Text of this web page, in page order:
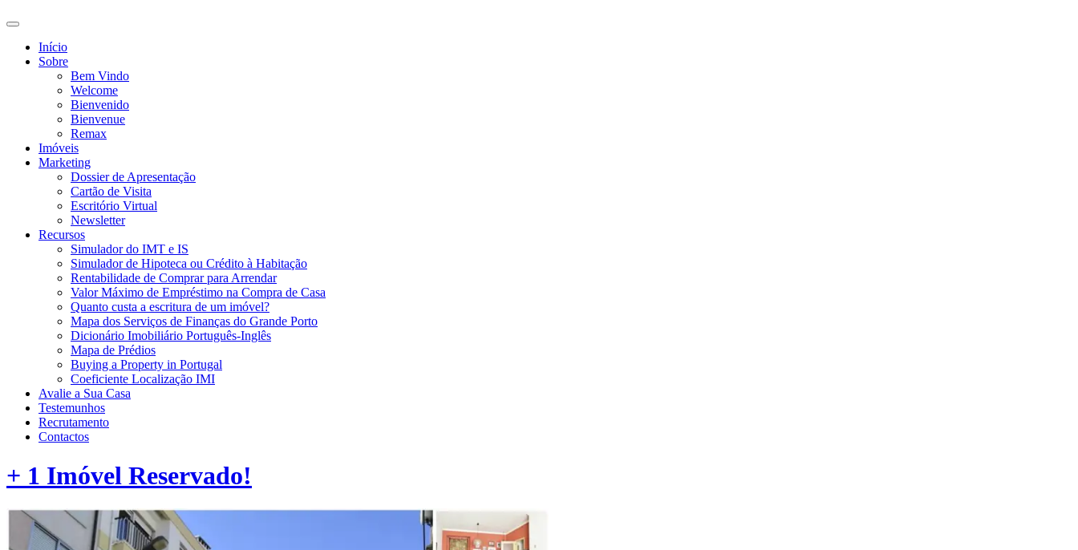
Toggle
search
field
Início
Sobre
Bem Vindo
Welcome
Bienvenido
Bienvenue
Remax
Imóveis
Marketing
Dossier de Apresentação
Cartão de Visita
Escritório Virtual
Newsletter
Recursos
Simulador do IMT e IS
Simulador de Hipoteca ou Crédito à Habitação
Rentabilidade de Comprar para Arrendar
Valor Máximo de Empréstimo na Compra de Casa
Quanto custa a escritura de um imóvel?
Mapa dos Serviços de Finanças do Grande Porto
Dicionário Imobiliário Português-Inglês
Mapa de Prédios
Buying a Property in Portugal
Coeficiente Localização IMI
Avalie a Sua Casa
Testemunhos
Recrutamento
Contactos
+ 1 Imóvel Reservado!